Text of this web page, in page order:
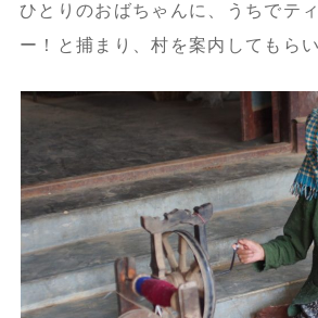
ひとりのおばちゃんに、うちでテ
ー！と捕まり、村を案内してもらい